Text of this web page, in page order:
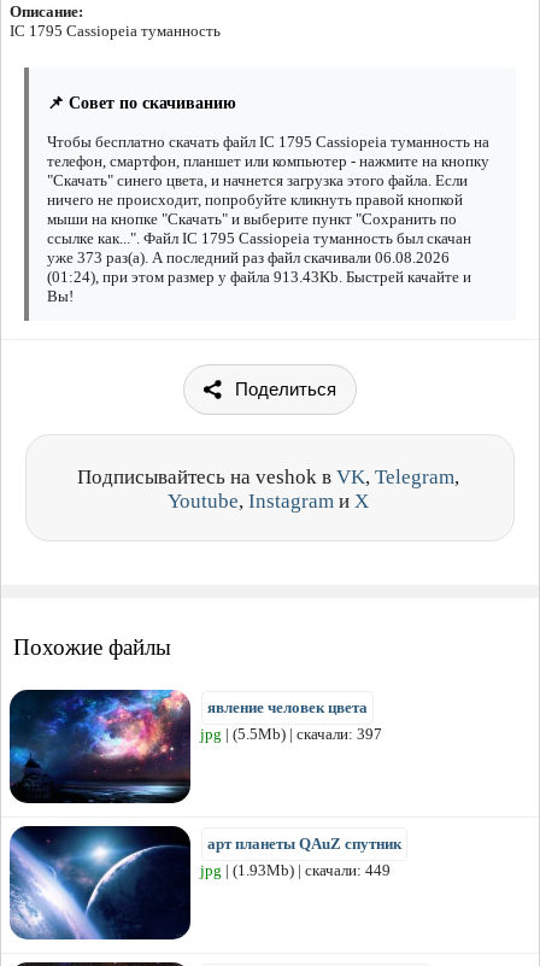
Описание:
IC 1795 Cassiopeia туманность
📌 Совет по скачиванию
Чтобы бесплатно скачать файл IC 1795 Cassiopeia туманность на
телефон, смартфон, планшет или компьютер - нажмите на кнопку
"Скачать" синего цвета, и начнется загрузка этого файла. Если
ничего не происходит, попробуйте кликнуть правой кнопкой
мыши на кнопке "Скачать" и выберите пункт "Сохранить по
ссылке как...". Файл IC 1795 Cassiopeia туманность был скачан
уже 373 раз(а). А последний раз файл скачивали 06.08.2026
(01:24), при этом размер у файла 913.43Kb. Быстрей качайте и
Вы!
Поделиться
Подписывайтесь на veshok в VK, Telegram,
Youtube, Instagram и X
Похожие файлы
явление человек цвета
jpg | (5.5Mb) | скачали: 397
арт планеты QAuZ спутник
jpg | (1.93Mb) | скачали: 449